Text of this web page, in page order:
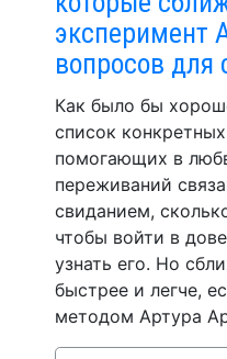
эксперимент
вопросов для
Как было бы
список
помогающих в
переживаний
свиданием,
чтобы войти в
узнать его. Но
быстрее и легче,
методом Артура